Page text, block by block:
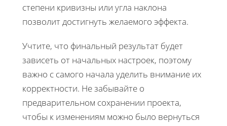
степени кривизны или угла наклона
позволит достигнуть желаемого эффекта.
Учтите, что финальный результат будет
зависеть от начальных настроек, поэтому
важно с самого начала уделить внимание их
корректности. Не забывайте о
предварительном сохранении проекта,
чтобы к изменениям можно было вернуться